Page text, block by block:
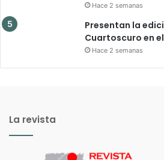
Hace 2 semanas
Presentan la
Cuartoscuro en
Hace 2 semanas
La revista